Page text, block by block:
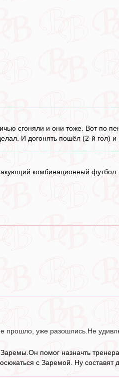
сгоняли и они тоже. Вот по
И догонять пошёл (2-й гол)
комбинационный
прошло, уже разошлись.Не
помог назначть
с Заремой. Ну составят